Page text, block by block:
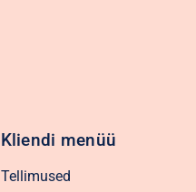
Kliendi menüü
Tellimused